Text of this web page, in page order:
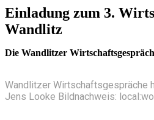
Einladung zum 3.
Wandlitz
Die Wandlitzer
Wandlitzer Wirtschaftsgespräche
Jens Looke Bildnachweis: